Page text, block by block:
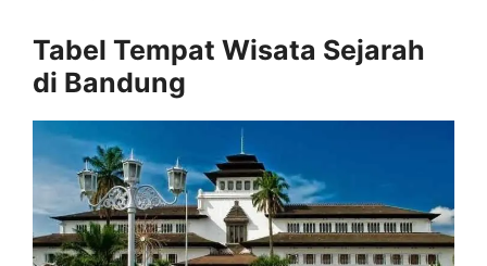
Tabel Tempat Wisata Sejarah
di Bandung